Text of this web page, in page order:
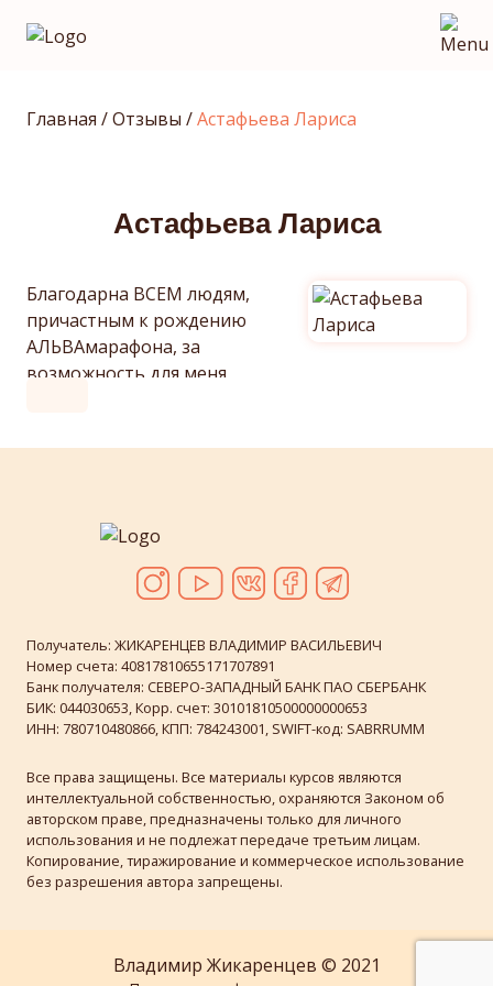
Главная /Отзывы /Астафьева Лариса
Астафьева Лариса
Благодарна ВСЕМ людям,
причастным к рождению
АЛЬВАмарафона, за
возможность для меня
Открыла присутствие в
своих переживаниях Эрос.
частый гость. Только я
называла это состояние по-
другому: любовь, полет,
счастье.
Стала глубже видеть и
участвовать в процессе
взаимодействия. Даже в
простых повседневных
делах, можно опираться на
дает потрясающее чувство
Получатель: ЖИКАРЕНЦЕВ ВЛАДИМИР ВАСИЛЬЕВИЧ
Номер счета: 40817810655171707891
Банк получателя: СЕВЕРО-ЗАПАДНЫЙ БАНК ПАО СБЕРБАНК
БИК: 044030653, Корр. счет: 30101810500000000653
ИНН: 780710480866, КПП: 784243001, SWIFT-код: SABRRUMM
Все права защищены. Все материалы курсов являются
интеллектуальной собственностью, охраняются Законом об
авторском праве, предназначены только для личного
использования и не подлежат передаче третьим лицам.
Копирование, тиражирование и коммерческое использование
без разрешения автора запрещены.
Владимир Жикаренцев © 2021